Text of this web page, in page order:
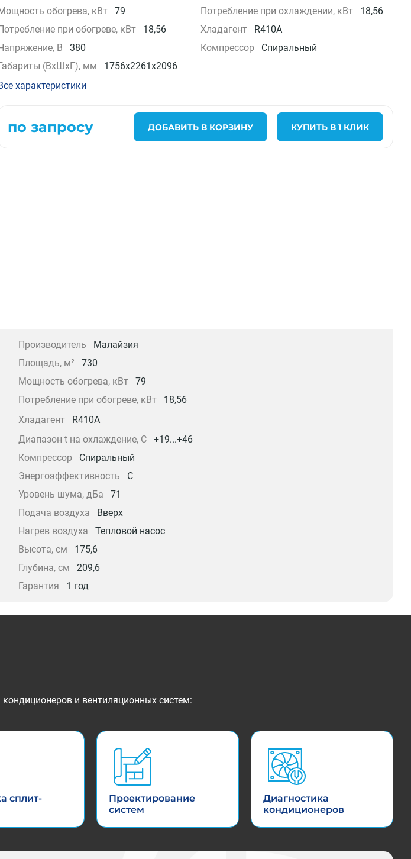
блоки
обогрева, кВт
79 Потребление при охлаждении, кВт
18,56
при обогреве, кВт
18,56 Хладагент
R410A
В
380 Компрессор
Спиральный
(ВхШхГ), мм
1756х2261х2096
характеристики
по запросу ДОБАВИТЬ В КОРЗИНУ КУПИТЬ В 1 КЛИК
Производитель
Малайзия
Площадь, м²
730
Мощность обогрева, кВт
79
Потребление при обогреве, кВт
18,56
Хладагент
R410A
Диапазон t на охлаждение, С
+19...+46
Компрессор
Спиральный
Энергоэффективность
C
Уровень шума, дБа
71
Подача воздуха
Вверх
Нагрев воздуха
Тепловой насос
Высота, см
175,6
Глубина, см
209,6
Гарантия 1 год
и вентиляционных систем:
сплит-
Проектирование
систем
Диагностика
кондиционеров